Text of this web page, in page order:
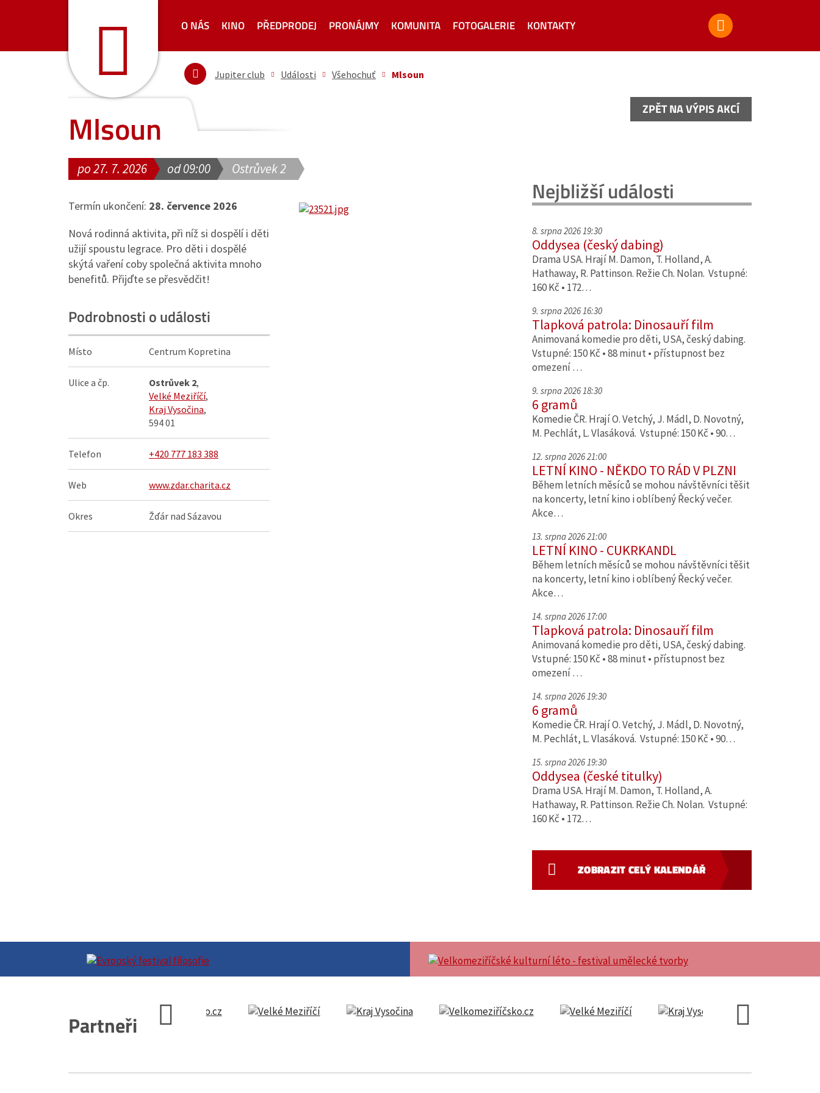
O NÁS KINO PŘEDPRODEJ PRONÁJMY KOMUNITA FOTOGALERIE KONTAKTY
Jupiter club Události Všehochuť Mlsoun
Mlsoun ZPĚT NA VÝPIS AKCÍ
po 27. 7. 2026 od 09:00 Ostrůvek 2
Termín ukončení: 28. července 2026
Nová rodinná aktivita, při níž si dospělí i děti
užijí spoustu legrace. Pro děti i dospělé
skýtá vaření coby společná aktivita mnoho
benefitů. Přijďte se přesvědčit!
Podrobnosti o události
Místo Centrum Kopretina
Ulice a čp. Ostrůvek 2,
Velké Meziříčí,
Kraj Vysočina,
594 01
Telefon +420 777 183 388
Web www.zdar.charita.cz
Okres Žďár nad Sázavou
ZPĚT NA VÝPIS AKCÍ
Nejbližší události
8. srpna 2026 19:30
Oddysea (český dabing)
Drama USA. Hrají M. Damon, T. Holland, A.
Hathaway, R. Pattinson. Režie Ch. Nolan. Vstupné:
160 Kč • 172…
9. srpna 2026 16:30
Tlapková patrola: Dinosauří film
Animovaná komedie pro děti, USA, český dabing.
Vstupné: 150 Kč • 88 minut • přístupnost bez
omezení …
9. srpna 2026 18:30
6 gramů
Komedie ČR. Hrají O. Vetchý, J. Mádl, D. Novotný,
M. Pechlát, L. Vlasáková. Vstupné: 150 Kč • 90…
12. srpna 2026 21:00
LETNÍ KINO - NĚKDO TO RÁD V PLZNI
Během letních měsíců se mohou návštěvníci těšit
na koncerty, letní kino i oblíbený Řecký večer.
Akce…
13. srpna 2026 21:00
LETNÍ KINO - CUKRKANDL
Během letních měsíců se mohou návštěvníci těšit
na koncerty, letní kino i oblíbený Řecký večer.
Akce…
14. srpna 2026 17:00
Tlapková patrola: Dinosauří film
Animovaná komedie pro děti, USA, český dabing.
Vstupné: 150 Kč • 88 minut • přístupnost bez
omezení …
14. srpna 2026 19:30
6 gramů
Komedie ČR. Hrají O. Vetchý, J. Mádl, D. Novotný,
M. Pechlát, L. Vlasáková. Vstupné: 150 Kč • 90…
15. srpna 2026 19:30
Oddysea (české titulky)
Drama USA. Hrají M. Damon, T. Holland, A.
Hathaway, R. Pattinson. Režie Ch. Nolan. Vstupné:
160 Kč • 172…
ZOBRAZIT CELÝ KALENDÁŘ
Partneři